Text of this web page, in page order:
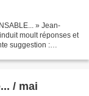
» Jean-
moult réponses et
suggestion :
/ mai